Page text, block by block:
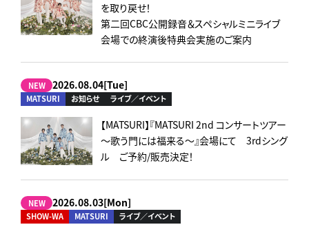
を取り戻せ！
第二回CBC公開録音＆スペシャルミニライブ
会場での終演後特典会実施のご案内
NEW 2026.08.04[Tue]
MATSURI お知らせ ライブ／イベント
【MATSURI】『MATSURI 2nd コンサートツアー
～歌う門には福来る～』会場にて 3rdシング
ル ご予約/販売決定！
NEW 2026.08.03[Mon]
SHOW-WA MATSURI ライブ／イベント